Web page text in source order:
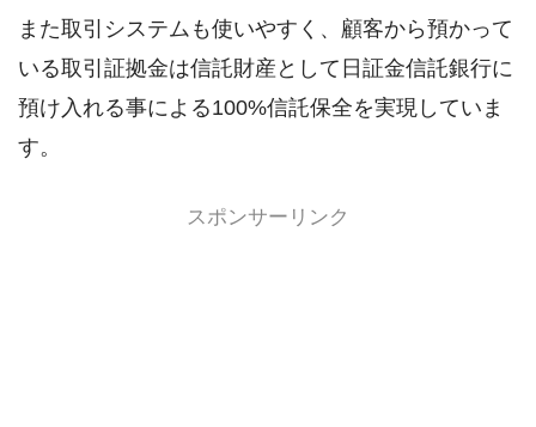
また取引システムも使いやすく、顧客から預かって
いる取引証拠金は信託財産として日証金信託銀行に
預け入れる事による100%信託保全を実現していま
す。
スポンサーリンク